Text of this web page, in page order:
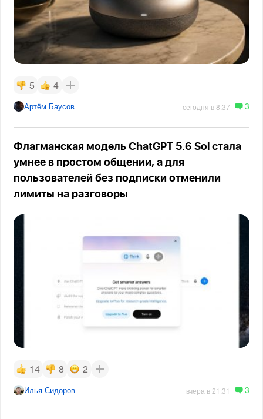
5 4
Артём Баусов сегодня в 8:37 3
Флагманская модель ChatGPT 5.6 Sol стала
умнее в простом общении, а для
пользователей без подписки отменили
лимиты на разговоры
14 8 2
Илья Сидоров вчера в 21:31 3